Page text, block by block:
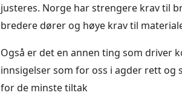
justeres. Norge har strengere krav til
bredere dører og høye krav til
Også er det en annen ting som driver
innsigelser som for oss i agder rett og
for de minste tiltak